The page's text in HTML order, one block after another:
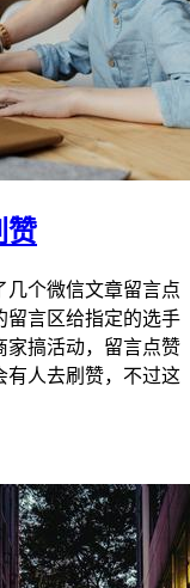
赞
几个微信文章留言点
留言区给指定的选手
家搞活动，留言点赞
有人去刷赞，不过这